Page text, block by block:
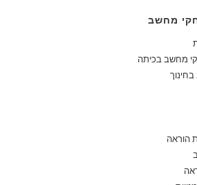
מחשב
מחשב בכיתה
הוראה